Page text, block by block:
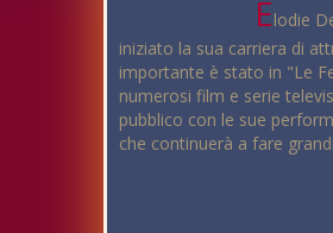
Elodie
iniziato la sua carriera di
importante è stato in "Le
numerosi film e serie
pubblico con le sue
che continuerà a fare